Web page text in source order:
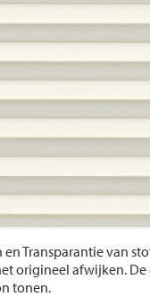
Transparantie van
origineel afwijken. De
tonen.